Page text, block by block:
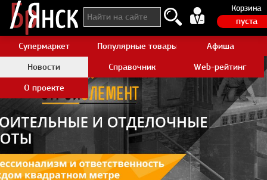
Корзина
пуста
Супермаркет Популярные товары AliexpressАфиша
Новости
Справочник
Web-рейтинг
О проекте